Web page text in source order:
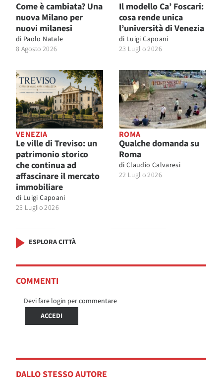
Come è cambiata? Una
nuova Milano per
nuovi milanesi
di Paolo Natale
8 Agosto 2026
Il modello Ca’ Foscari:
cosa rende unica
l’università di Venezia
di Luigi Capoani
23 Luglio 2026
VENEZIA
Le ville di Treviso: un
patrimonio storico
che continua ad
affascinare il mercato
immobiliare
di Luigi Capoani
23 Luglio 2026
ROMA
Qualche domanda su
Roma
di Claudio Calvaresi
22 Luglio 2026
ESPLORA CITTÀ
COMMENTI
Devi fare login per commentare
ACCEDI
DALLO STESSO AUTORE